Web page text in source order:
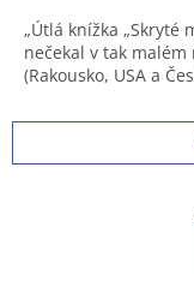
„Útlá knížka „Skryté
nečekal v tak
(Rakousko, USA a